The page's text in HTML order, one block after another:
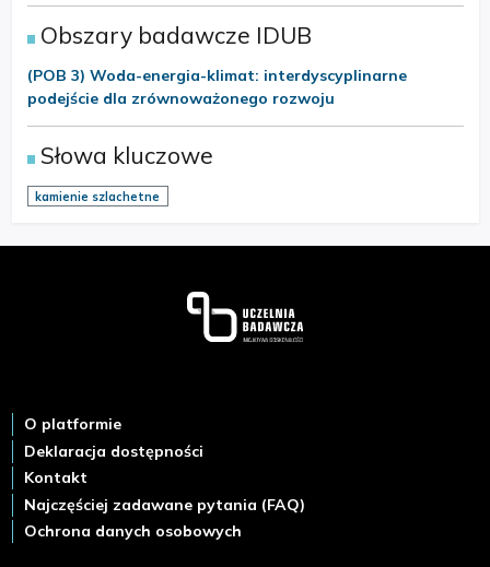
Obszary badawcze IDUB
(POB 3) Woda-energia-klimat: interdyscyplinarne
podejście dla zrównoważonego rozwoju
Słowa kluczowe
kamienie szlachetne
O platformie
Deklaracja dostępności
Kontakt
Najczęściej zadawane pytania (FAQ)
Ochrona danych osobowych